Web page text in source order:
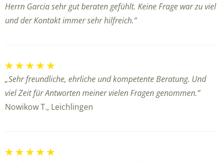
Herrn Garcia sehr gut beraten gefühlt. Keine Frage war zu viel
und der Kontakt immer sehr hilfreich.“
„Sehr freundliche, ehrliche und kompetente Beratung. Und
viel Zeit für Antworten meiner vielen Fragen genommen.“
Nowikow T., Leichlingen